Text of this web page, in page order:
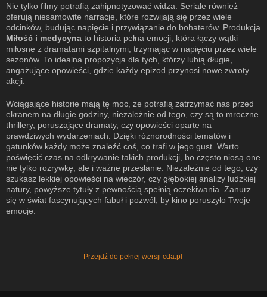
Nie tylko filmy potrafią zahipnotyzować widza. Seriale również
oferują niesamowite narracje, które rozwijają się przez wiele
odcinków, budując napięcie i przywiązanie do bohaterów. Produkcja
Miłość i medycyna to historia pełna emocji, która łączy wątki
miłosne z dramatami szpitalnymi, trzymając w napięciu przez wiele
sezonów. To idealna propozycja dla tych, którzy lubią długie,
angażujące opowieści, gdzie każdy epizod przynosi nowe zwroty
akcji.
Wciągające historie mają tę moc, że potrafią zatrzymać nas przed
ekranem na długie godziny, niezależnie od tego, czy są to mroczne
thrillery, poruszające dramaty, czy opowieści oparte na
prawdziwych wydarzeniach. Dzięki różnorodności tematów i
gatunków każdy może znaleźć coś, co trafi w jego gust. Warto
poświęcić czas na odkrywanie takich produkcji, bo często niosą one
nie tylko rozrywkę, ale i ważne przesłanie. Niezależnie od tego, czy
szukasz lekkiej opowieści na wieczór, czy głębokiej analizy ludzkiej
natury, powyższe tytuły z pewnością spełnią oczekiwania. Zanurz
się w świat fascynujących fabuł i pozwól, by kino poruszyło Twoje
emocje.
Przejdź do pełnej wersji cda.pl